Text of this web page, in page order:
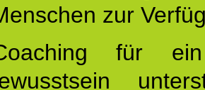
zur
für